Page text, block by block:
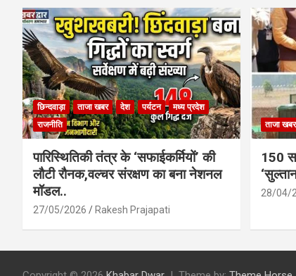
छिन्दवाड़ा ताजा खबर देश पर्यटन
मध्य प्रदेश
राजनीति
पारिस्थितिकी तंत्र के ‘सफाईकर्मियों’ की
लौटी रौनक,वल्चर संरक्षण का बना नेशनल
मॉडल..
27/05/2026 Rakesh Prajapati
ताजा खबर
150
28/04/